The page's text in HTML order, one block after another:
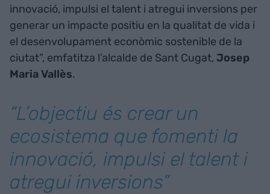
innovació, impulsi el talent i atregui inversions per
generar un impacte positiu en la qualitat de vida i
el desenvolupament econòmic sostenible de la
ciutat”, emfatitza l’alcalde de Sant Cugat, Josep
Maria Vallès.
“L’objectiu és crear un
ecosistema que fomenti la
innovació, impulsi el talent i
atregui inversions”